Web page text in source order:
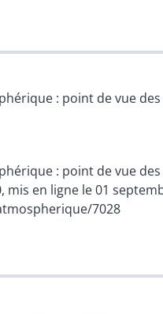
: point de vue
: point de vue
mis en ligne le 01
7028